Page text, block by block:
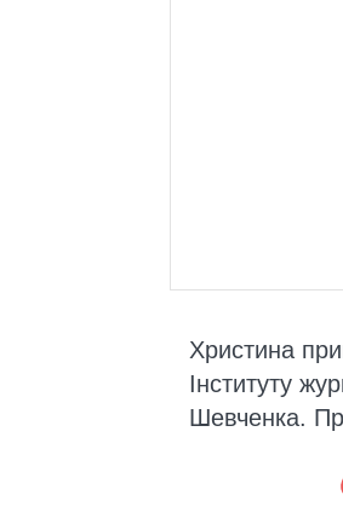
Христина
Інституту
Шевченка.